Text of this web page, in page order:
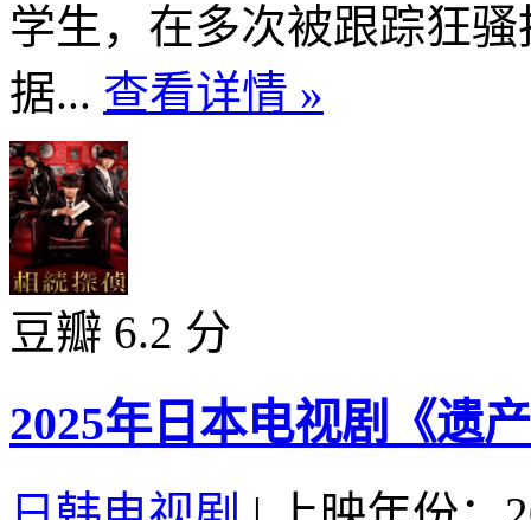
学生，在多次被跟踪狂
据... 查看详情 »
豆瓣 6.2 分
2025年日本电视剧《遗